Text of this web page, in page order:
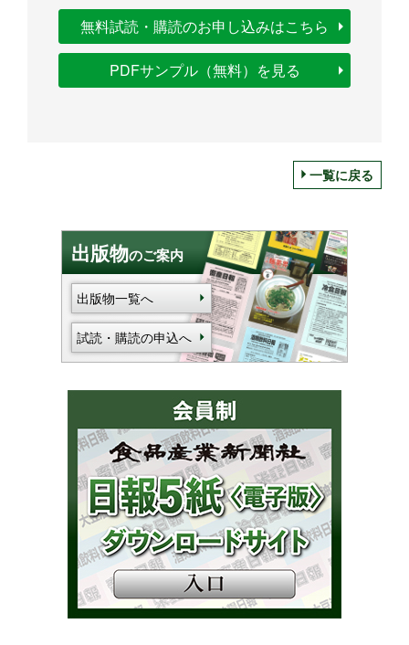
無料試読・購読のお申し込みはこちら
PDFサンプル（無料）を見る
一覧に戻る
出版物のご案内
出版物一覧へ
試読・購読の申込へ